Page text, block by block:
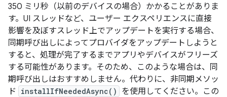
350 ミリ秒（以前のデバイスの場合）かかることがありま
す。UI スレッドなど、ユーザー エクスペリエンスに直接
影響を及ぼすスレッド上でアップデートを実行する場合、
同期呼び出しによってプロバイダをアップデートしようと
すると、処理が完了するまでアプリやデバイスがフリーズ
する可能性があります。そのため、このような場合は、同
期呼び出しはおすすめしません。代わりに、非同期メソッ
ド
installIfNeededAsync()
を使用してください。この